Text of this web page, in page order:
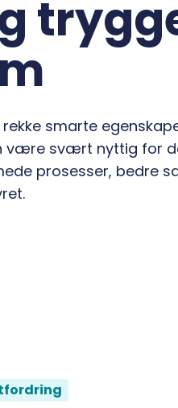
smarte
være svært nyttig for
prosesser, bedre